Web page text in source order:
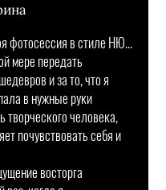
фотосессия в стиле НЮ...
мере передать
и за то, что я
в нужные руки
творческого человека,
почувствовать себя и
восторга